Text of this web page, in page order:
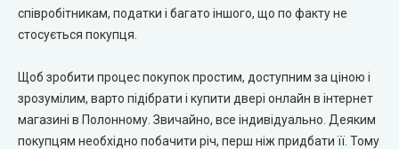
Verto (Верто)
EcoDoors (Екодорс)
співробітникам, податки і багато іншого, що по факту не
стосується покупця.
Щоб зробити процес покупок простим, доступним за ціною і
зрозумілим, варто підібрати і купити двері онлайн в інтернет
магазині в Полонному. Звичайно, все індивідуально. Деяким
покупцям необхідно побачити річ, перш ніж придбати її. Тому